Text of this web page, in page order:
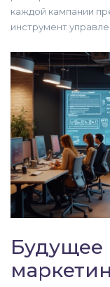
каждой кампании
инструмент
Будущее